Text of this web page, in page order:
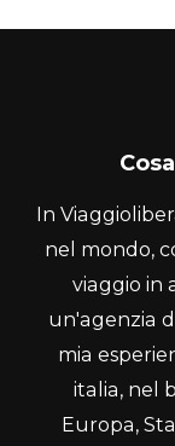
In
nel mondo,
viaggio in
un'agenzia
mia
italia, nel
Europa,